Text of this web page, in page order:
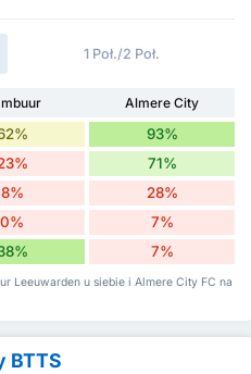
1 Poł./2 Poł.
Almere City
93%
71%
8% 28%
0% 7%
7%
Leeuwarden u siebie i Almere City FC na
BTTS